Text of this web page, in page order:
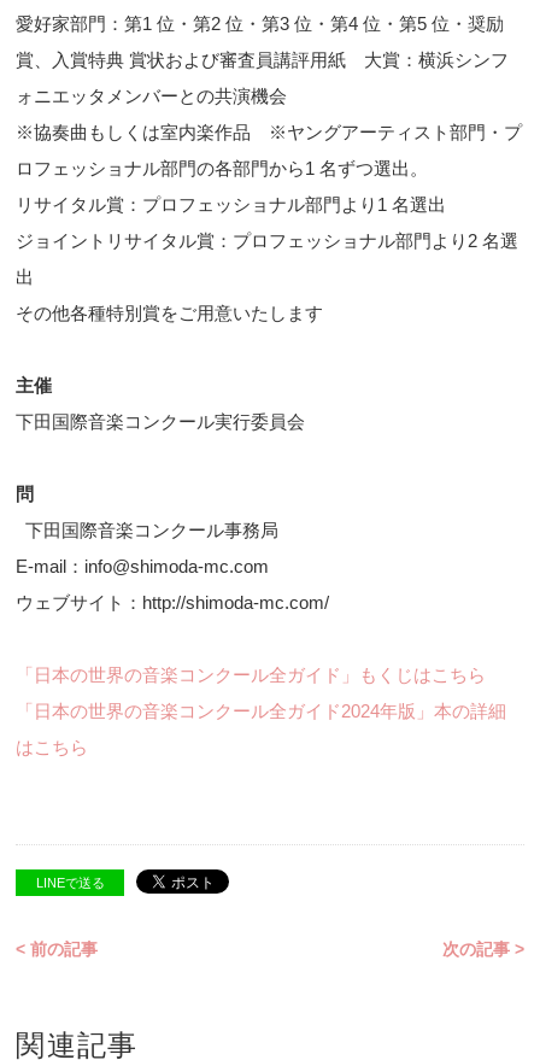
愛好家部門：第1 位・第2 位・第3 位・第4 位・第5 位・奨励
賞、入賞特典 賞状および審査員講評用紙 大賞：横浜シンフ
ォニエッタメンバーとの共演機会
※協奏曲もしくは室内楽作品 ※ヤングアーティスト部門・プ
ロフェッショナル部門の各部門から1 名ずつ選出。
リサイタル賞：プロフェッショナル部門より1 名選出
ジョイントリサイタル賞：プロフェッショナル部門より2 名選
出
その他各種特別賞をご用意いたします
主催
下田国際音楽コンクール実行委員会
問
下田国際音楽コンクール事務局
E-mail：info@shimoda-mc.com
ウェブサイト：http://shimoda-mc.com/
「日本の世界の音楽コンクール全ガイド」もくじはこちら
「日本の世界の音楽コンクール全ガイド2024年版」本の詳細
はこちら
LINEで送る
< 前の記事 次の記事 >
関連記事